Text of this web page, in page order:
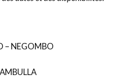
– NEGOMBO